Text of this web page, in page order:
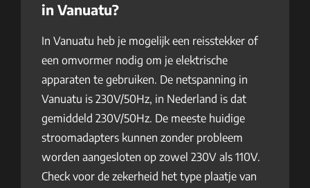
in Vanuatu?
In Vanuatu heb je mogelijk een reisstekker of
een omvormer nodig om je elektrische
apparaten te gebruiken. De netspanning in
Vanuatu is 230V/50Hz, in Nederland is dat
gemiddeld 230V/50Hz. De meeste huidige
stroomadapters kunnen zonder probleem
worden aangesloten op zowel 230V als 110V.
Check voor de zekerheid het type plaatje van